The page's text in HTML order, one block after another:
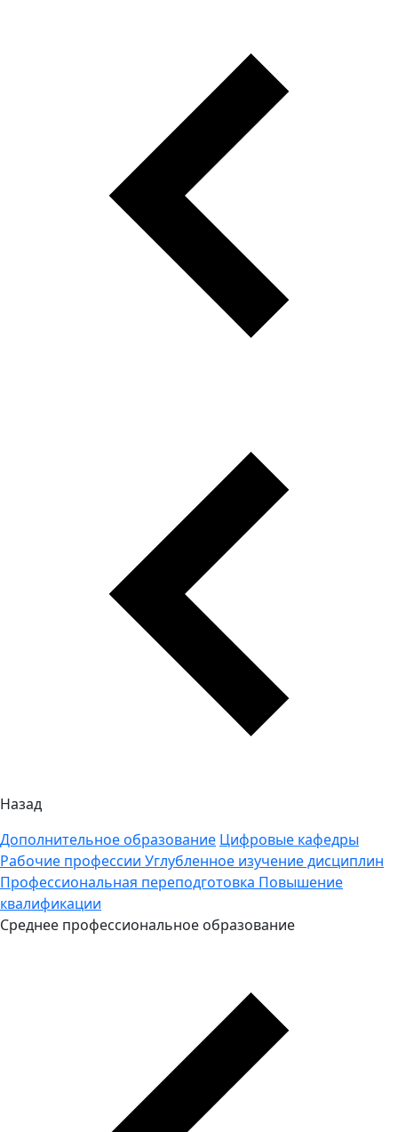
Назад
Дополнительное образование Цифровые кафедры
Рабочие профессии Углубленное изучение дисциплин
Профессиональная переподготовка Повышение
квалификации
Среднее профессиональное образование